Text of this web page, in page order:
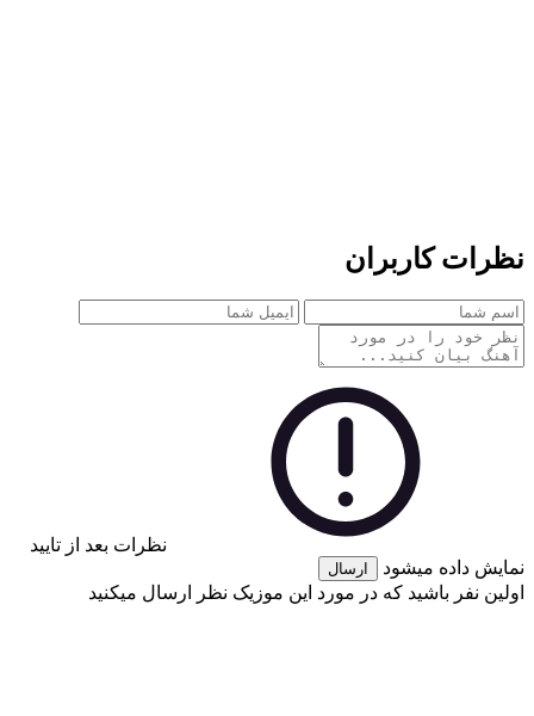
نظرات کاربران
نظرات بعد از تایید
نمایش داده میشود
ارسال
اولین نفر باشید که در مورد این موزیک نظر ارسال میکنید